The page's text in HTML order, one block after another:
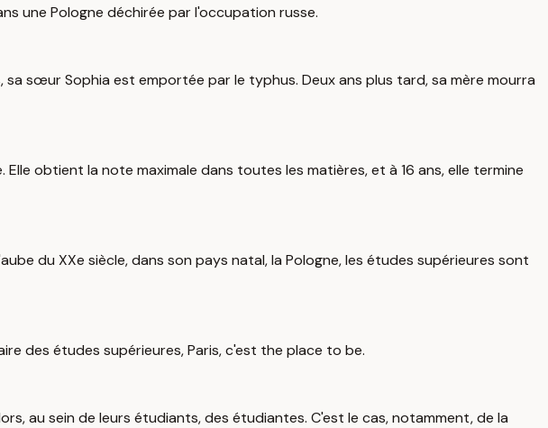
une Pologne déchirée par l'occupation russe.
sœur Sophia est emportée par le typhus. Deux ans plus tard, sa mère mourra
obtient la note maximale dans toutes les matières, et à 16 ans, elle termine
du XXe siècle, dans son pays natal, la Pologne, les études supérieures sont
des études supérieures, Paris, c'est the place to be.
au sein de leurs étudiants, des étudiantes. C'est le cas, notamment, de la